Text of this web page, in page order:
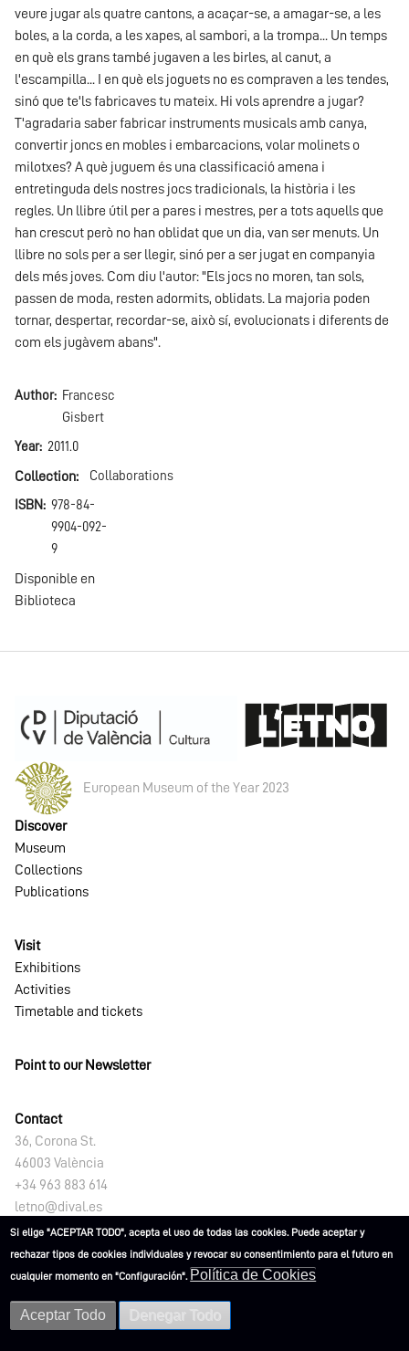
veure jugar als quatre cantons, a acaçar-se, a amagar-se, a les
boles, a la corda, a les xapes, al sambori, a la trompa... Un temps
en què els grans també jugaven a les birles, al canut, a
l'escampilla... I en què els joguets no es compraven a les tendes,
sinó que te'ls fabricaves tu mateix. Hi vols aprendre a jugar?
T'agradaria saber fabricar instruments musicals amb canya,
convertir joncs en mobles i embarcacions, volar molinets o
milotxes? A què juguem és una classificació amena i
entretinguda dels nostres jocs tradicionals, la història i les
regles. Un llibre útil per a pares i mestres, per a tots aquells que
han crescut però no han oblidat que un dia, van ser menuts. Un
llibre no sols per a ser llegir, sinó per a ser jugat en companyia
dels més joves. Com diu l'autor: "Els jocs no moren, tan sols,
passen de moda, resten adormits, oblidats. La majoria poden
tornar, despertar, recordar-se, això sí, evolucionats i diferents de
com els jugàvem abans".
Author
Francesc
Gisbert
Year 2011.0
Collection Collaborations
ISBN
978-84-
9904-092-
9
Disponible en
Biblioteca
European Museum of the Year 2023
Discover
Museum
Collections
Publications
Visit
Exhibitions
Activities
Timetable and tickets
Point to our Newsletter
Contact
36, Corona St.
46003 València
+34 963 883 614
letno@dival.es
L'ETNO. Museu Valencià d'Etnologia 2021
Si elige "ACEPTAR TODO", acepta el uso de todas las cookies. Puede aceptar y
rechazar tipos de cookies individuales y revocar su consentimiento para el futuro en
cualquier momento en "Configuración". Política de Cookies
Aceptar Todo Denegar Todo